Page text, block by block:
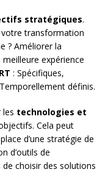
stratégiques.
transformation
? Améliorer la
expérience
: Spécifiques,
définis.
les technologies et
Cela peut
d’une stratégie de
d’outils de
de choisir des solutions